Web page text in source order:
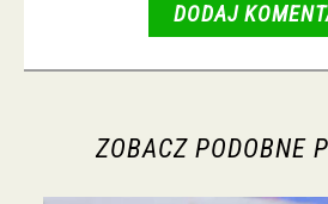
DODAJ
ZOBACZ PODOBNE